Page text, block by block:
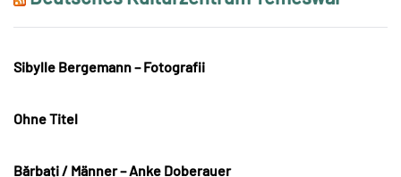
Sibylle Bergemann – Fotografii
Ohne Titel
Bărbați / Männer – Anke Doberauer